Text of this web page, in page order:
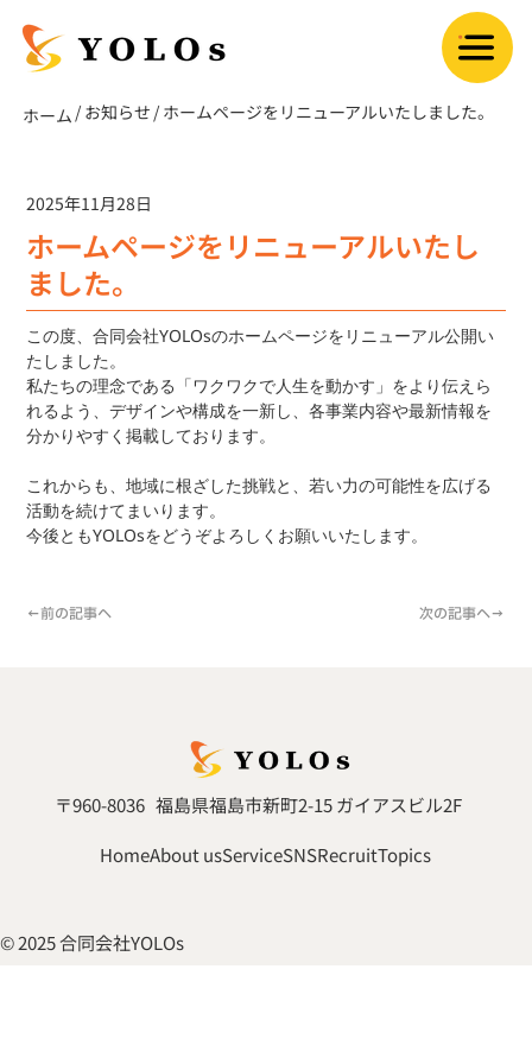
​サンプル株式会社
ホーム / お知らせ / ホームページをリニューアルいたしました。
2025年11月28日
ホームページをリニューアルいたし
ました。
この度、合同会社YOLOsのホームページをリニューアル公開い
たしました。
私たちの理念である「ワクワクで人生を動かす」をより伝えら
れるよう、デザインや構成を一新し、各事業内容や最新情報を
分かりやすく掲載しております。
これからも、地域に根ざした挑戦と、若い力の可能性を広げる
活動を続けてまいります。
今後ともYOLOsをどうぞよろしくお願いいたします。
←前の記事へ 次の記事へ→
〒960-8036 福島県福島市新町2-15 ガイアスビル2F
HomeAbout usServiceSNSRecruitTopics
© 2025 合同会社YOLOs